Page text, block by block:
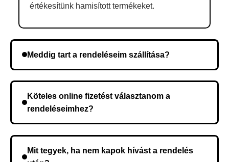
értékesítünk hamisított termékeket.
Meddig tart a rendeléseim szállítása?
kerül, és ez az időtartam függ a szállítási címtől.
Köteles online fizetést választanom a
rendeléseimhez?
Mit tegyek, ha nem kapok hívást a rendelés